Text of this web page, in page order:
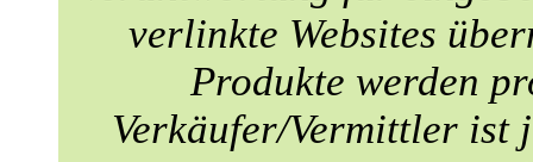
verlinkte Websites
Produkte werden
Verkäufer/Vermittler ist